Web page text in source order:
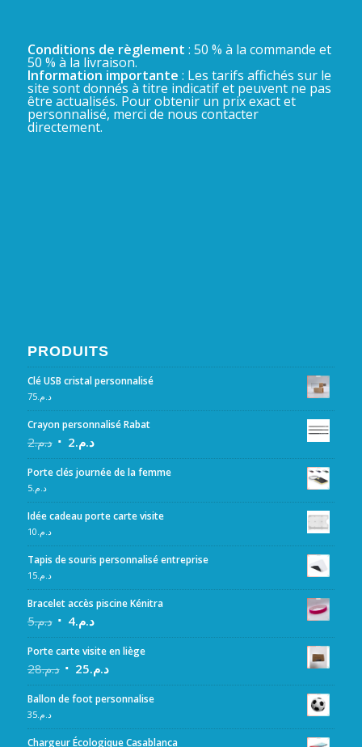
Conditions de règlement : 50 % à la commande et
50 % à la livraison.
Information importante : Les tarifs affichés sur le
site sont donnés à titre indicatif et peuvent ne pas
être actualisés. Pour obtenir un prix exact et
personnalisé, merci de nous contacter
directement.
PRODUITS
Clé USB cristal personnalisé
د.م.75
Crayon personnalisé Rabat
د.م.2 د.م.2
Porte clés journée de la femme
د.م.5
Idée cadeau porte carte visite
د.م.10
Tapis de souris personnalisé entreprise
د.م.15
Bracelet accès piscine Kénitra
د.م.5 د.م.4
Porte carte visite en liège
د.م.28 د.م.25
Ballon de foot personnalise
د.م.35
Chargeur Écologique Casablanca